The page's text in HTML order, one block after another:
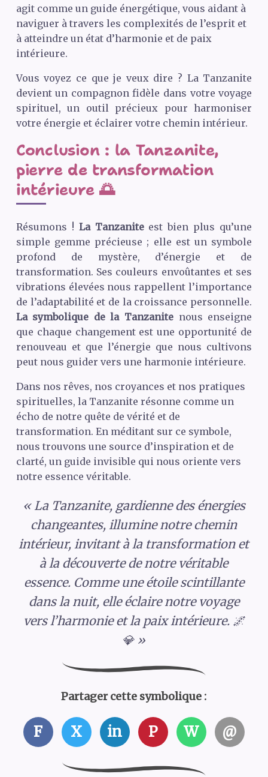
agit comme un guide énergétique, vous aidant à
naviguer à travers les complexités de l’esprit et
à atteindre un état d’harmonie et de paix
intérieure.
Vous voyez ce que je veux dire ? La Tanzanite
devient un compagnon fidèle dans votre voyage
spirituel, un outil précieux pour harmoniser
votre énergie et éclairer votre chemin intérieur.
Conclusion : la Tanzanite,
pierre de transformation
intérieure 🌅
Résumons ! La Tanzaniteest bien plus qu’une
simple gemme précieuse ; elle est un symbole
profond de mystère, d’énergie et de
transformation. Ses couleurs envoûtantes et ses
vibrations élevées nous rappellent l’importance
de l’adaptabilité et de la croissance personnelle.
La symbolique de la Tanzanite nous enseigne
que chaque changement est une opportunité de
renouveau et que l’énergie que nous cultivons
peut nous guider vers une harmonie intérieure.
Dans nos rêves, nos croyances et nos pratiques
spirituelles, la Tanzanite résonne comme un
écho de notre quête de vérité et de
transformation. En méditant sur ce symbole,
nous trouvons une source d’inspiration et de
clarté, un guide invisible qui nous oriente vers
notre essence véritable.
« La Tanzanite, gardienne des énergies
changeantes, illumine notre chemin
intérieur, invitant à la transformation et
à la découverte de notre véritable
essence. Comme une étoile scintillante
dans la nuit, elle éclaire notre voyage
vers l’harmonie et la paix intérieure. 🌌
💎 »
Partager cette symbolique :
F X in P W @